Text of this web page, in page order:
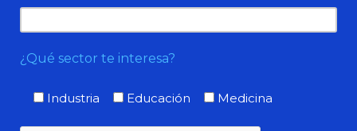
¿Qué sector te interesa?
Industria Educación Medicina